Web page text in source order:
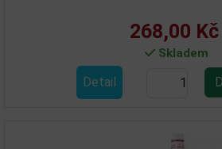
268,00 Kč
Skladem
Detail